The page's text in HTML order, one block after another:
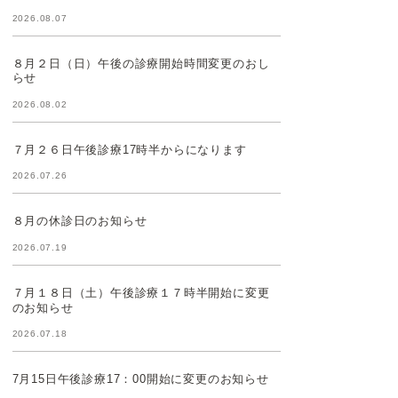
2026.08.07
８月２日（日）午後の診療開始時間変更のおし
らせ
2026.08.02
７月２６日午後診療17時半からになります
2026.07.26
８月の休診日のお知らせ
2026.07.19
７月１８日（土）午後診療１７時半開始に変更
のお知らせ
2026.07.18
7月15日午後診療17：00開始に変更のお知らせ